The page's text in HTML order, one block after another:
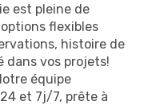
est pleine de
flexibles
histoire de
dans vos projets!
équipe
et 7j/7, prête à